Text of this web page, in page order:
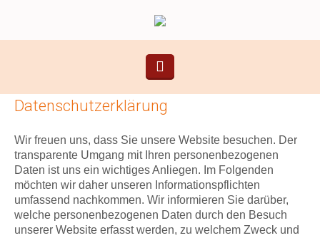
Datenschutzerklärung
Wir freuen uns, dass Sie unsere Website besuchen. Der
transparente Umgang mit Ihren personenbezogenen
Daten ist uns ein wichtiges Anliegen. Im Folgenden
möchten wir daher unseren Informationspflichten
umfassend nachkommen. Wir informieren Sie darüber,
welche personenbezogenen Daten durch den Besuch
unserer Website erfasst werden, zu welchem Zweck und